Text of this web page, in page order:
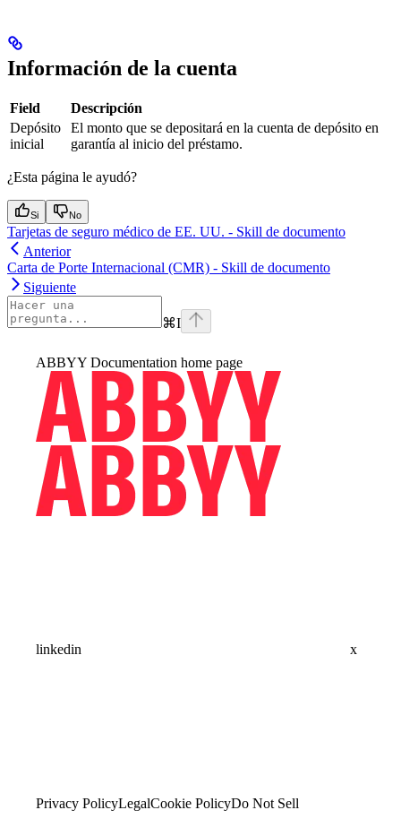
Información de la cuenta
Field
Descripción
Depósito
inicial
El monto que se depositará en la cuenta de depósito en
garantía al inicio del préstamo.
¿Esta página le ayudó?
Si No
Tarjetas de seguro médico de EE. UU. - Skill de documento
Anterior
Carta de Porte Internacional (CMR) - Skill de documento
Siguiente
⌘I
ABBYY Documentation home page
linkedin x
Privacy PolicyLegalCookie PolicyDo Not Sell